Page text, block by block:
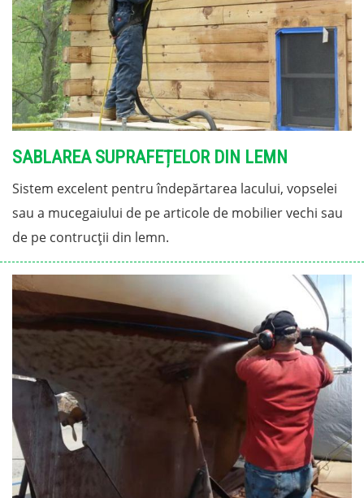
SABLAREA SUPRAFEȚELOR DIN LEMN
Sistem excelent pentru îndepărtarea lacului, vopselei
sau a mucegaiului de pe articole de mobilier vechi sau
de pe contrucții din lemn.